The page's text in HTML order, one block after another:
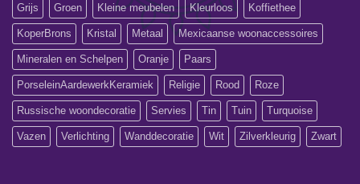
Grijs Groen Kleine meubelen Kleurloos Koffiethee
KoperBrons Kristal Metaal Mexicaanse woonaccessoires
Mineralen en Schelpen Oranje Paars
PorseleinAardewerkKeramiek Religie Rood Roze
Russische woondecoratie Servies Tin Tuin Turquoise
Vazen Verlichting Wanddecoratie Wit Zilverkleurig Zwart